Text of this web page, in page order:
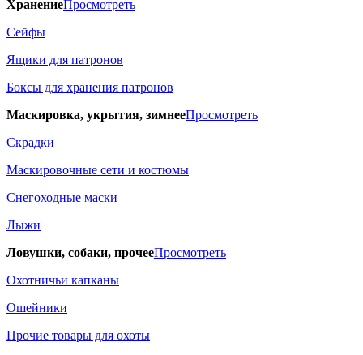
ХранениеПросмотреть
Сейфы
Ящики для патронов
Боксы для хранения патронов
Маскировка, укрытия, зимнееПросмотреть
Скрадки
Маскировочные сети и костюмы
Снегоходные маски
Лыжи
Ловушки, собаки, прочееПросмотреть
Охотничьи капканы
Ошейники
Прочие товары для охоты